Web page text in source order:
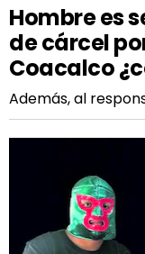
Hombre es
de cárcel
Coacalco
Además, al